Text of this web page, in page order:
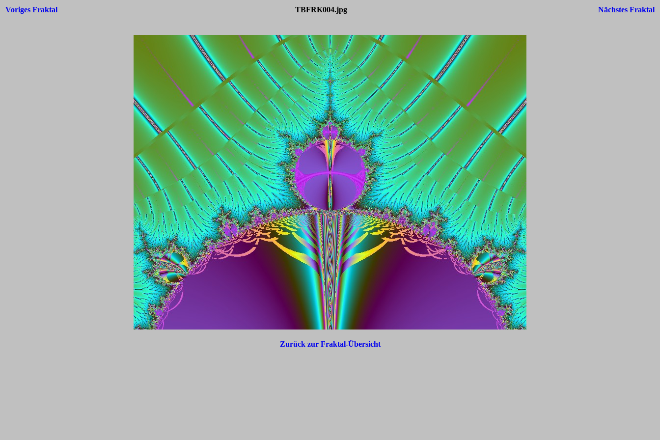
Voriges Fraktal TBFRK004.jpg Nächstes Fraktal
Zurück zur Fraktal-Übersicht